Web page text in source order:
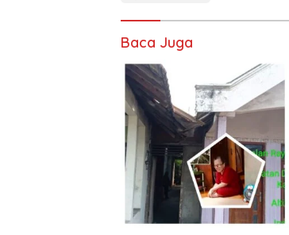
Baca Juga